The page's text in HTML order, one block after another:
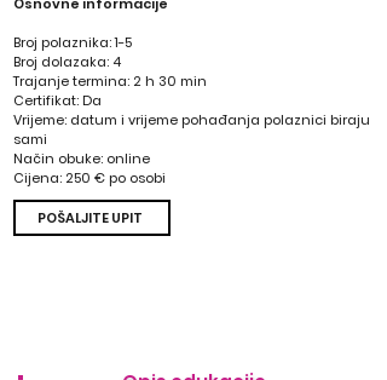
Broj polaznika: 1-5
Broj dolazaka: 4
Trajanje termina: 2 h 30 min
Certifikat: Da
Vrijeme: datum i vrijeme pohađanja polaznici biraju
sami
Način obuke: online
Cijena: 250 € po osobi
POŠALJITE UPIT